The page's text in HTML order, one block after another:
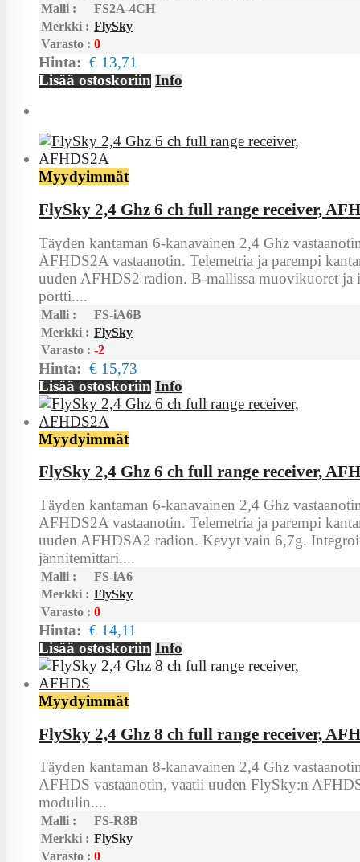
Malli :
FS2A-4CH
Merkki : FlySky
Varasto : 0
Hinta: € 13,71
Lisää ostoskoriin Info
Myydyimmät
FlySky 2,4 Ghz 6 ch full range receiver,
Täyden kantaman 6-kanavainen 2,4 Ghz
AFHDS2A vastaanotin. Telemetria ja parempi
uuden AFHDS2 radion. B-mallissa muovikuoret ja
portti....
Malli :
FS-iA6B
Merkki : FlySky
Varasto : -2
Hinta: € 15,73
Lisää ostoskoriin Info
Myydyimmät
FlySky 2,4 Ghz 6 ch full range receiver,
Täyden kantaman 6-kanavainen 2,4 Ghz
AFHDS2A vastaanotin. Telemetria ja parempi
uuden AFHDSA2 radion. Kevyt vain 6,7g.
jännitemittari....
Malli :
FS-iA6
Merkki : FlySky
Varasto : 0
Hinta: € 14,11
Lisää ostoskoriin Info
Myydyimmät
FlySky 2,4 Ghz 8 ch full range receiver,
Täyden kantaman 8-kanavainen 2,4 Ghz
AFHDS vastaanotin, vaatii uuden FlySky:n
modulin....
Malli :
FS-R8B
Merkki : FlySky
Varasto : 0